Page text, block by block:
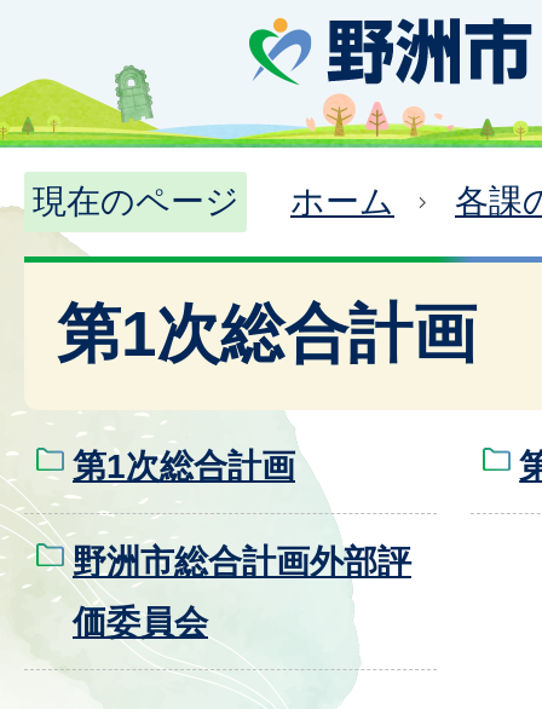
現在のページ ホーム 各課
第1次総合計画
第1次総合計画
野洲市総合計画外部評
価委員会